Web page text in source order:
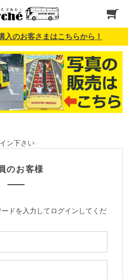
入のお客さまはこちらから！
ン下さい
のお客様
ドを入力してログインしてくだ